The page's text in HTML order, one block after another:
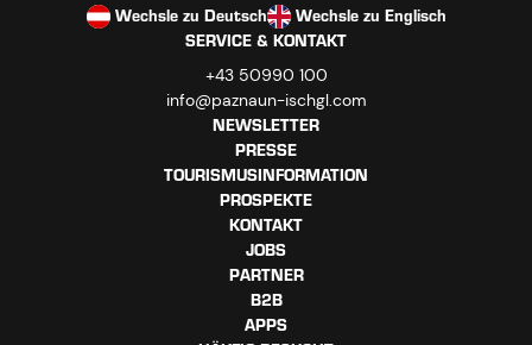
Wechsle zu Deutsch
Wechsle zu Englisch
SERVICE & KONTAKT
+43 50990 100
info@paznaun-ischgl.com
NEWSLETTER
PRESSE
TOURISMUSINFORMATION
PROSPEKTE
KONTAKT
JOBS
PARTNER
B2B
APPS